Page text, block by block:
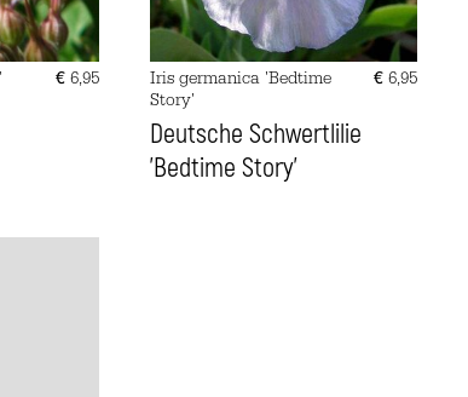
€6,95
Iris germanica 'Bedtime
Story'
€ 6,95
Deutsche Schwertlilie
'Bedtime Story'